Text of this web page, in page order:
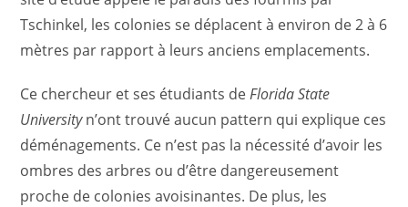
Tschinkel, les colonies se déplacent à environ de 2 à 6
mètres par rapport à leurs anciens emplacements.
Ce chercheur et ses étudiants deFlorida State
Universityn’ont trouvé aucun pattern qui explique ces
déménagements. Ce n’est pas la nécessité d’avoir les
ombres des arbres ou d’être dangereusement
proche de colonies avoisinantes. De plus, les